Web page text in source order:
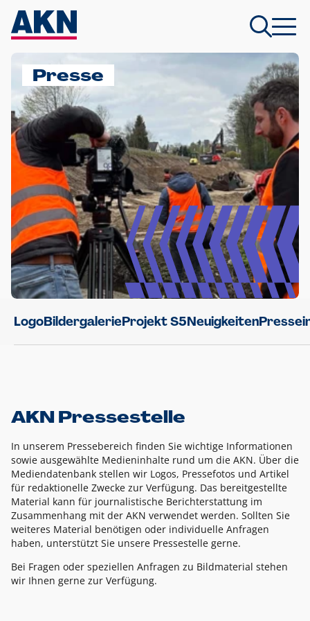
Presse
LogoBildergalerieProjekt S5Neuigkeiten
AKN Pressestelle
In unserem Pressebereich finden Sie wichtige Informationen
sowie ausgewählte Medieninhalte rund um die AKN. Über die
Mediendatenbank stellen wir Logos, Pressefotos und Artikel
für redaktionelle Zwecke zur Verfügung. Das bereitgestellte
Material kann für journalistische Berichterstattung im
Zusammenhang mit der AKN verwendet werden. Sollten Sie
weiteres Material benötigen oder individuelle Anfragen
haben, unterstützt Sie unsere Pressestelle gerne.
Bei Fragen oder speziellen Anfragen zu Bildmaterial stehen
wir Ihnen gerne zur Verfügung.